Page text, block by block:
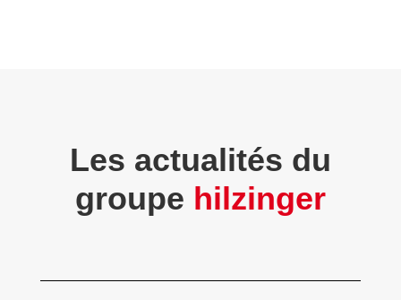
Les actualités du
groupe hilzinger